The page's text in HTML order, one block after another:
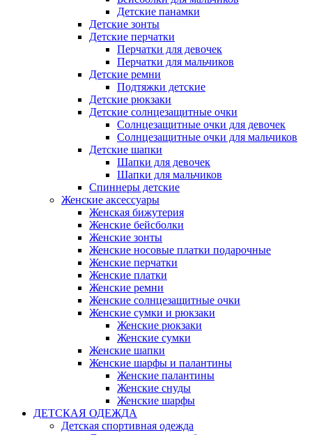
Детские панамки
Детские зонты
Детские перчатки
Перчатки для девочек
Перчатки для мальчиков
Детские ремни
Подтяжки детские
Детские рюкзаки
Детские солнцезащитные очки
Солнцезащитные очки для девочек
Солнцезащитные очки для мальчиков
Детские шапки
Шапки для девочек
Шапки для мальчиков
Спиннеры детские
Женские аксессуары
Женская бижутерия
Женские бейсболки
Женские зонты
Женские носовые платки подарочные
Женские перчатки
Женские платки
Женские ремни
Женские солнцезащитные очки
Женские сумки и рюкзаки
Женские рюкзаки
Женские сумки
Женские шапки
Женские шарфы и палантины
Женские палантины
Женские снуды
Женские шарфы
ДЕТСКАЯ ОДЕЖДА
Детская спортивная одежда